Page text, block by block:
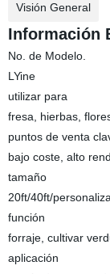
Visión General
Información
No. de Modelo.
LYine
utilizar para
fresa, hierbas,
puntos de venta
bajo coste, alto
tamaño
20ft/40ft/
función
forraje, cultivar
aplicación